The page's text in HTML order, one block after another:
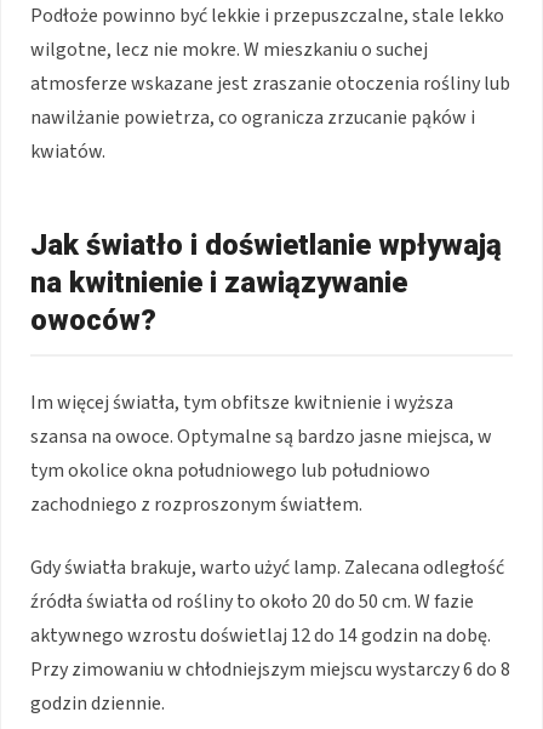
Podłoże powinno być lekkie i przepuszczalne, stale lekko
wilgotne, lecz nie mokre. W mieszkaniu o suchej
atmosferze wskazane jest zraszanie otoczenia rośliny lub
nawilżanie powietrza, co ogranicza zrzucanie pąków i
kwiatów.
Jak światło i doświetlanie wpływają
na kwitnienie i zawiązywanie
owoców?
Im więcej światła, tym obfitsze kwitnienie i wyższa
szansa na owoce. Optymalne są bardzo jasne miejsca, w
tym okolice okna południowego lub południowo
zachodniego z rozproszonym światłem.
Gdy światła brakuje, warto użyć lamp. Zalecana odległość
źródła światła od rośliny to około 20 do 50 cm. W fazie
aktywnego wzrostu doświetlaj 12 do 14 godzin na dobę.
Przy zimowaniu w chłodniejszym miejscu wystarczy 6 do 8
godzin dziennie.